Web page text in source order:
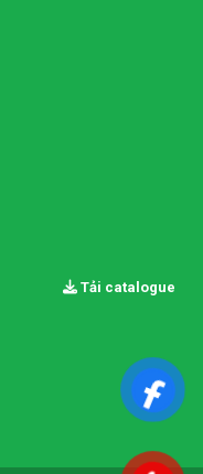
Tải catalogue